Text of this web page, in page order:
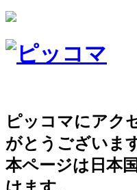
ピッコマにアク
がとうございま
本ページは日本